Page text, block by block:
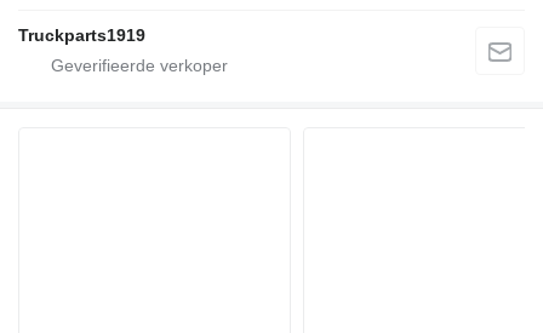
Truckparts1919